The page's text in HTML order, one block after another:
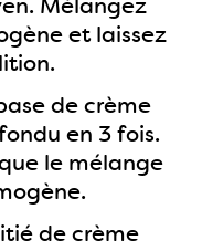
Mélangez
et laissez
de crème
en 3 fois.
le mélange
de crème